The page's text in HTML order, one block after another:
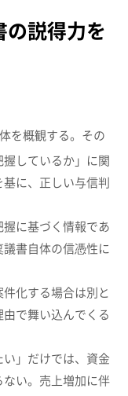
の説得力を
を概観する。その
しているか」に関
に、正しい与信判
に基づく情報であ
書自体の信憑性に
化する場合は別と
で舞い込んでくる
」だけでは、資金
い。売上増加に伴